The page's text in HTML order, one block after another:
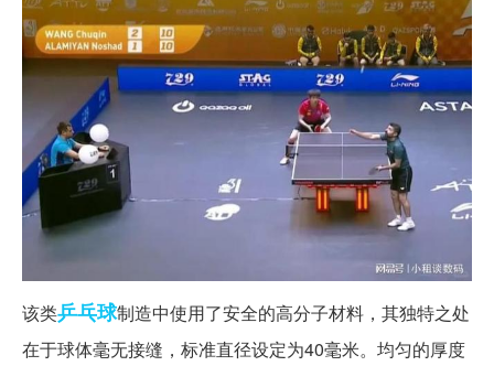
该类乒乓球制造中使用了安全的高分子材料，其独特之处
在于球体毫无接缝，标准直径设定为40毫米。均匀的厚度